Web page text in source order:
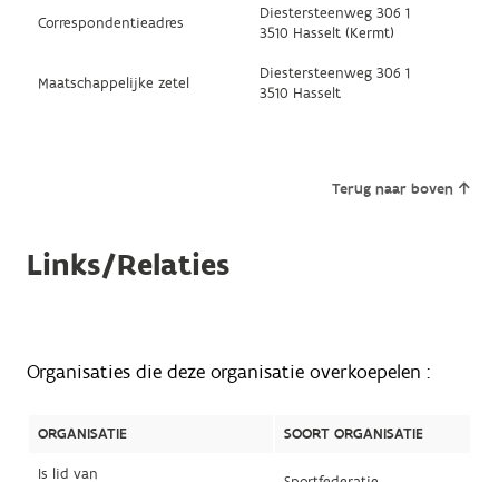
Correspondentieadres
Diestersteenweg 306 1
3510 Hasselt (Kermt)
Maatschappelijke zetel
Diestersteenweg 306 1
3510 Hasselt
Terug naar boven
Links/Relaties
Organisaties die deze organisatie overkoepelen :
ORGANISATIE
SOORT ORGANISATIE
Is lid van